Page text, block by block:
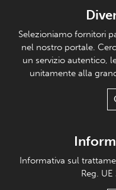
Selezioniamo fornitori
nel nostro portale.
un servizio autentico,
unitamente alla
Informativa sul
Reg.